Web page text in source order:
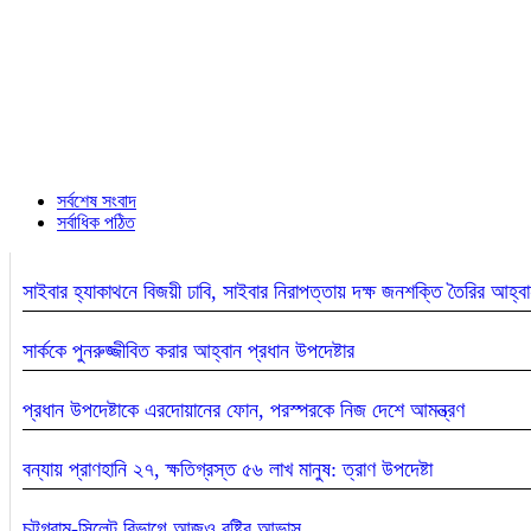
সর্বশেষ সংবাদ
সর্বাধিক পঠিত
সাইবার হ্যাকাথনে বিজয়ী ঢাবি, সাইবার নিরাপত্তায় দক্ষ জনশক্তি তৈরির
সার্ককে পুনরুজ্জীবিত করার আহ্বান প্রধান উপদেষ্টার
প্রধান উপদেষ্টাকে এরদোয়ানের ফোন, পরস্পরকে নিজ দেশে আমন্ত্রণ
বন্যায় প্রাণহানি ২৭, ক্ষতিগ্রস্ত ৫৬ লাখ মানুষ: ত্রাণ উপদেষ্টা